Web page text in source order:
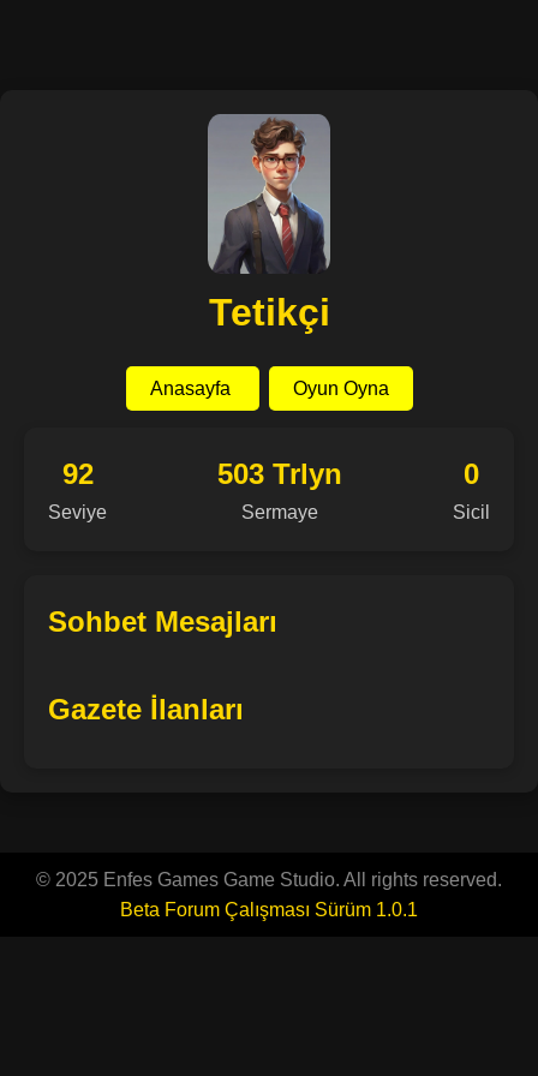
Tetikçi
Anasayfa Oyun Oyna
92
Seviye
503 Trlyn
Sermaye
0
Sicil
Sohbet Mesajları
Gazete İlanları
© 2025 Enfes Games Game Studio. All rights reserved.
Beta Forum Çalışması Sürüm 1.0.1